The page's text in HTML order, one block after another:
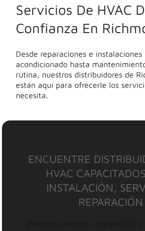
Servicios De HVAC
Confianza En
Desde reparaciones e instalaciones
acondicionado hasta
rutina, nuestros distribuidores de
están aquí para ofrecerle los
necesita.
ENCUENTRE
HVAC
INSTALACIÓN,
REPARACIÓN